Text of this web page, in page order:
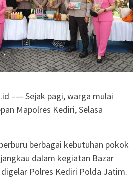
–— Sejak pagi, warga mulai
Mapolres Kediri, Selasa
berbagai kebutuhan pokok
dalam kegiatan Bazar
Polres Kediri Polda Jatim.